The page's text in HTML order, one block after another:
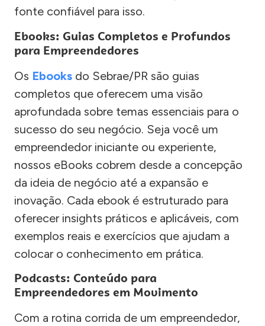
fonte confiável para isso.
Ebooks: Guias Completos e Profundos
para Empreendedores
Os Ebooks do Sebrae/PR são guias
completos que oferecem uma visão
aprofundada sobre temas essenciais para o
sucesso do seu negócio. Seja você um
empreendedor iniciante ou experiente,
nossos eBooks cobrem desde a concepção
da ideia de negócio até a expansão e
inovação. Cada ebook é estruturado para
oferecer insights práticos e aplicáveis, com
exemplos reais e exercícios que ajudam a
colocar o conhecimento em prática.
Podcasts: Conteúdo para
Empreendedores em Movimento
Com a rotina corrida de um empreendedor,